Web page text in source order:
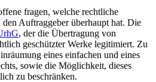
fragen, welche rechtliche
Auftraggeber überhaupt hat. Die
, der die Übertragung von
geschützter Werke legitimiert. Zu
eines einfachen und eines
sowie die Möglichkeit, dieses
zu beschränken.